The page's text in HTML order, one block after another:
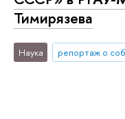
Тимирязева
Наука репортаж о